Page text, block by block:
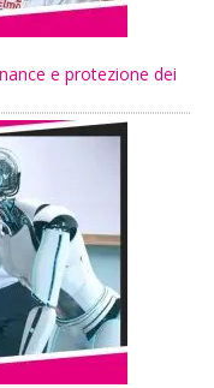
e protezione dei